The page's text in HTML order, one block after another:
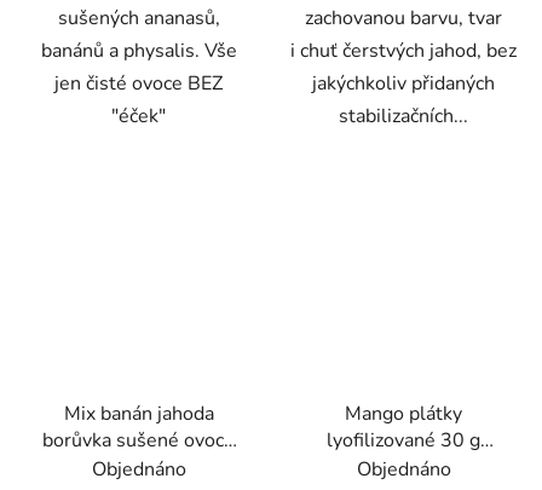
sušených ananasů,
banánů a physalis. Vše
jen čisté ovoce BEZ
"éček"
zachovanou barvu, tvar
i chuť čerstvých jahod, bez
jakýchkoliv přidaných
stabilizačních...
Mix banán jahoda
borůvka sušené ovoce
mrazem 35 g VitaCup
Objednáno
Mango plátky
lyofilizované 30 g
VitaCup
Objednáno